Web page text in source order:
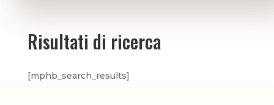
Risultati di ricerca
[mphb_search_results]